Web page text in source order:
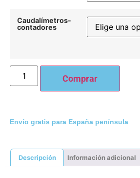
Caudalímetros-
contadores
Comprar
Envío gratis para España península
Descripción Información adicional